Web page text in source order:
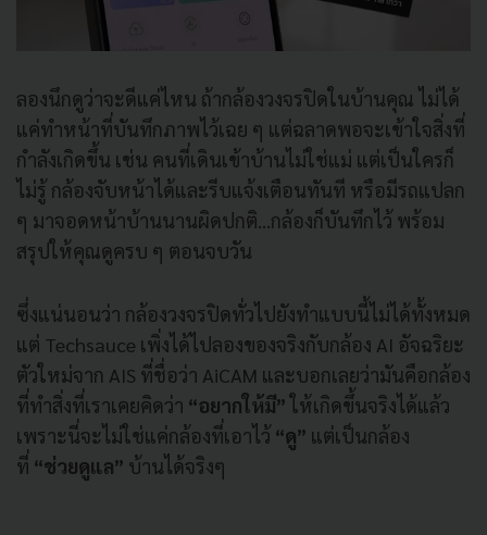
ลองนึกดูว่าจะดีแค่ไหน ถ้ากล้องวงจรปิดในบ้านคุณ ไม่ได้
แค่ทำหน้าที่บันทึกภาพไว้เฉย ๆ แต่ฉลาดพอจะเข้าใจสิ่งที่
กำลังเกิดขึ้น เช่น คนที่เดินเข้าบ้านไม่ใช่แม่ แต่เป็นใครก็
ไม่รู้ กล้องจับหน้าได้และรีบแจ้งเตือนทันที หรือมีรถแปลก
ๆ มาจอดหน้าบ้านนานผิดปกติ...กล้องก็บันทึกไว้ พร้อม
สรุปให้คุณดูครบ ๆ ตอนจบวัน
ซึ่งแน่นอนว่า กล้องวงจรปิดทั่วไปยังทำแบบนี้ไม่ได้ทั้งหมด
แต่ Techsauce เพิ่งได้ไปลองของจริงกับกล้อง AI อัจฉริยะ
ตัวใหม่จาก AIS ที่ชื่อว่า AiCAM และบอกเลยว่ามันคือกล้อง
ที่ทำสิ่งที่เราเคยคิดว่า “อยากให้มี”ให้เกิดขึ้นจริงได้แล้ว
เพราะนี่จะไม่ใช่แค่กล้องที่เอาไว้ “ดู” แต่เป็นกล้อง
ที่ “ช่วยดูแล” บ้านได้จริงๆ